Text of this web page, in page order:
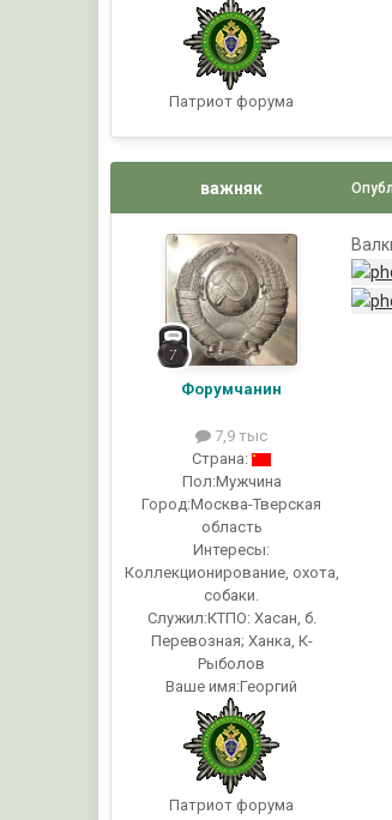
Патриот форума
важняк
Форумчанин
7,9 тыс
Страна:
Пол:Мужчина
Город:Москва-Тверская
область
Интересы:
Коллекционирование, охота,
собаки.
Служил:КТПО: Хасан, б.
Перевозная; Ханка, К-
Рыболов
Ваше имя:Георгий
Патриот форума